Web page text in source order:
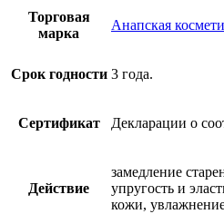
Торговая
марка
Анапская
Срок годности 3 года.
Сертификат Декларации о
Действие
замедление
упругость и
кожи,